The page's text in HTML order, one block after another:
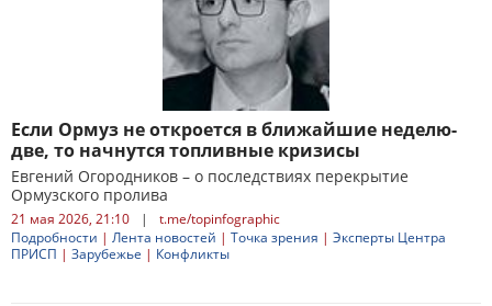
Если Ормуз не откроется в ближайшие неделю-
две, то начнутся топливные кризисы
Евгений Огородников – о последствиях перекрытие
Ормузского пролива
21 мая 2026, 21:10 |
t.me/topinfographic
Подробности | Лента новостей | Точка зрения | Эксперты Центра
ПРИСП | Зарубежье | Конфликты